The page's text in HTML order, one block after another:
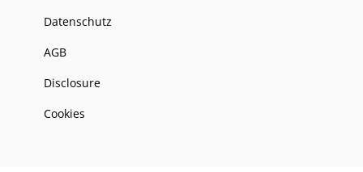
Datenschutz
AGB
Disclosure
Cookies